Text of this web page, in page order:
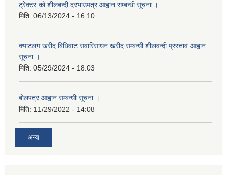
ट्रेक्टर को शीलबन्दी दरभाउपत्र आह्वान सम्बन्धी सूचना ।
मिति: 06/13/2024 - 16:10
क्याटलग खरीद बिधिवाट सवारिसाधन खरीद सम्बन्धी शीलवन्दी प्रस्ताव आह्वान
सूचना ।
मिति: 05/29/2024 - 18:03
बोलपत्र आह्वान सम्बन्धी सूचना ।
मिति: 11/29/2022 - 14:08
अन्य